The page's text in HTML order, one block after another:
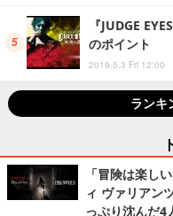
『JUDGE
のポイント
2019.5.3 Fri 12:00
ランキ
「冒険は楽し
ィ ヴァリアン
っぷり沈んだ4